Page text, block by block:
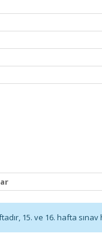
15. ve 16. hafta sınav